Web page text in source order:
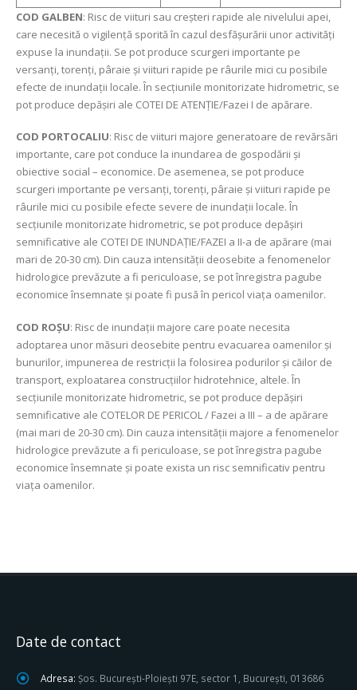
COD GALBEN: Risc de viituri sau creșteri rapide ale nivelului apei,
care necesită o vigilență sporită în cazul desfășurării unor activități
expuse la inundații. Se pot produce scurgeri importante pe
versanți, torenți, pâraie și viituri rapide pe râurile mici cu posibile
efecte de inundații locale. În secțiunile monitorizate hidrometric, se
pot produce depășiri ale COTEI DE ATENȚIE/Fazei I de apărare.
COD PORTOCALIU: Risc de viituri majore generatoare de revărsări
importante, care pot conduce la inundarea de gospodării și
obiective social – economice. De asemenea, se pot produce
scurgeri importante pe versanți, torenți, pâraie și viituri rapide pe
râurile mici cu posibile efecte severe de inundații locale. În
secțiunile monitorizate hidrometric, se pot produce depășiri
semnificative ale COTEI DE INUNDAȚIE/FAZEI a II-a de apărare (mai
mari de 20-30 cm). Din cauza intensității deosebite a fenomenelor
hidrologice prevăzute a fi periculoase, se pot înregistra pagube
economice însemnate și poate fi pusă în pericol viața oamenilor.
COD ROȘU: Risc de inundații majore care poate necesita
adoptarea unor măsuri deosebite pentru evacuarea oamenilor și
bunurilor, impunerea de restricții la folosirea podurilor și căilor de
transport, exploatarea construcțiilor hidrotehnice, altele. În
secțiunile monitorizate hidrometric, se pot produce depășiri
semnificative ale COTELOR DE PERICOL / Fazei a III – a de apărare
(mai mari de 20-30 cm). Din cauza intensității majore a fenomenelor
hidrologice prevăzute a fi periculoase, se pot înregistra pagube
economice însemnate și poate exista un risc semnificativ pentru
viața oamenilor.
Date de contact
Adresa: Șos. București-Ploiești 97E, sector 1, București, 013686